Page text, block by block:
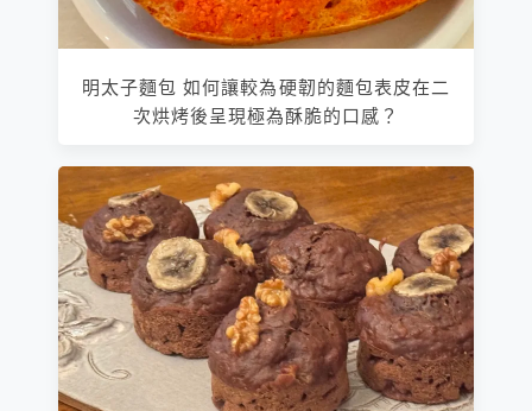
明太子麵包 如何讓較為硬韌的麵包表皮在二
次烘烤後呈現極為酥脆的口感？